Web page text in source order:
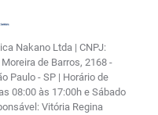
Nakano Ltda | CNPJ:
de Barros, 2168 -
Paulo - SP | Horário de
08:00 às 17:00h e Sábado
Vitória Regina